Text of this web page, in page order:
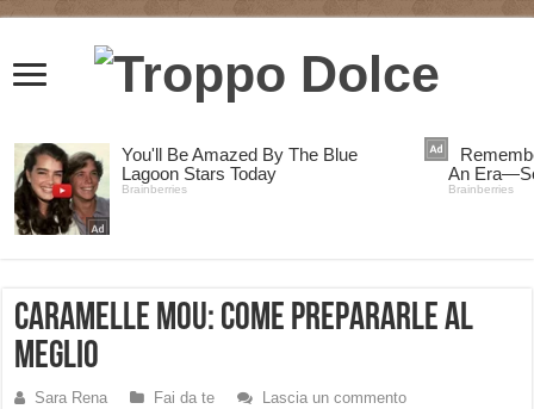
Caramelle mou: come prepararle al
meglio
Sara Rena Fai da te Lascia un commento